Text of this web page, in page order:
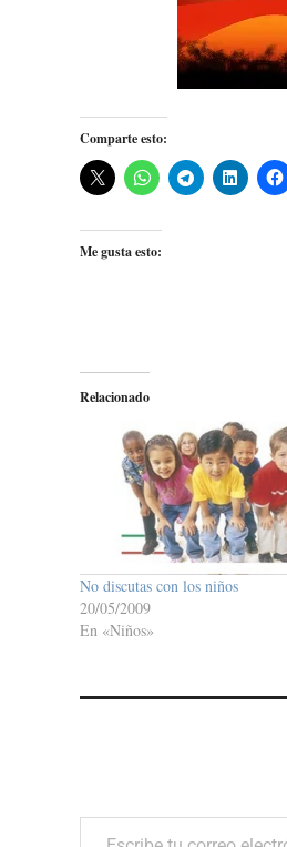
Comparte esto:
Me gusta esto:
Relacionado
No discutas con los niños
20/05/2009
En «Niños»
Escribe tu correo electrónico…